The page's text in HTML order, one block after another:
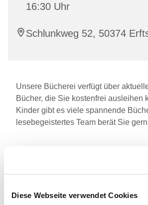
Diese Webseite verwendet Cookies
16:30 Uhr
Schlunkweg 52, 50374
Unsere Bücherei verfügt über
Bücher, die Sie kostenfrei ausleihen
Kinder gibt es viele spannende
lesebegeistertes Team berät Sie